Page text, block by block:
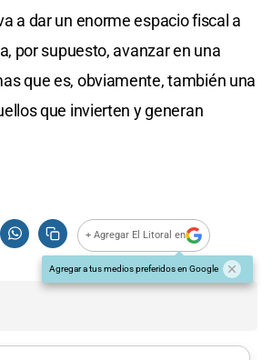
a dar un enorme espacio fiscal a
por supuesto, avanzar en una
que es, obviamente, también una
que invierten y generan
+ Agregar El Litoral en
Agregar a tus medios preferidos en Google